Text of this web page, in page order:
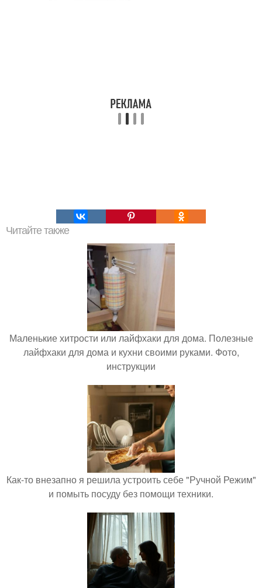
Читайте также
Маленькие хитрости или лайфхаки для дома. Полезные
лайфхаки для дома и кухни своими руками. Фото,
инструкции
Как-то внезапно я решила устроить себе "Ручной Режим"
и помыть посуду без помощи техники.